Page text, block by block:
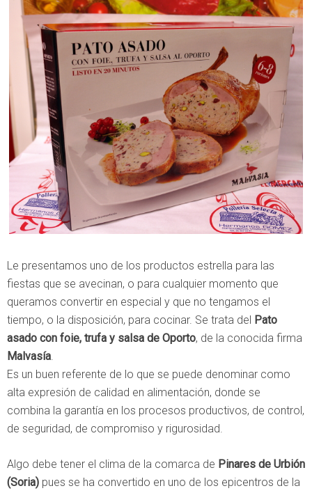
Le presentamos uno de los productos estrella para las
fiestas que se avecinan, o para cualquier momento que
queramos convertir en especial y que no tengamos el
tiempo, o la disposición, para cocinar. Se trata del Pato
asado con foie, trufa y salsa de Oporto, de la conocida firma
Malvasía.
Es un buen referente de lo que se puede denominar como
alta expresión de calidad en alimentación, donde se
combina la garantía en los procesos productivos, de control,
de seguridad, de compromiso y rigurosidad.
Algo debe tener el clima de la comarca de Pinares de Urbión
(Soria) pues se ha convertido en uno de los epicentros de la